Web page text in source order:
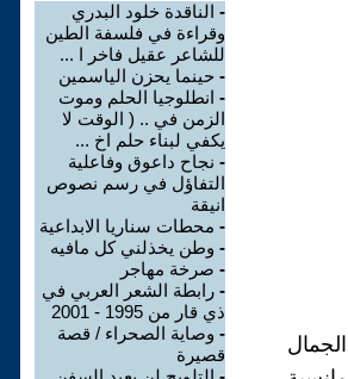
- الناقدة خلود البدري
وقراءة في فلسفة الطين
للشاعر عقيل فاخر ا ...
- حينما يحزن الياسمين
- انطلوجيا الحلم وموت
الزمن في .. ( الوقت لا
يكفي لبناء حلم اخ ...
- نجاح داعوق وفاعلية
التفاؤل في رسم نصوص
انيقة
- محطات سناريا الابداعية
- وطن يخذلني كل مافيه
- صرخة مهاجر
- رابطة الشعر العربي في
ذي قار من 1995 - 2001
- وصاية الصحراء / قصة
قصيرة